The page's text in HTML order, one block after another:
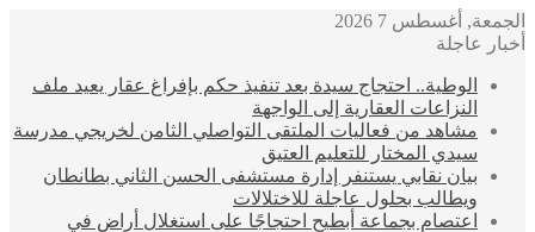
الجمعة, أغسطس 7 2026
أخبار عاجلة
الوطية.. احتجاج سيدة بعد تنفيذ حكم بإفراغ عقار يعيد ملف
النزاعات العقارية إلى الواجهة
مشاهد من فعاليات الملتقى التواصلي الثامن لخريجي مدرسة
سيدي المختار للتعليم العتيق
بيان نقابي يستنفر إدارة مستشفى الحسن الثاني بطانطان
ويطالب بحلول عاجلة للاختلالات
اعتصام بجماعة أبطيح احتجاجًا على استغلال أراضٍ في